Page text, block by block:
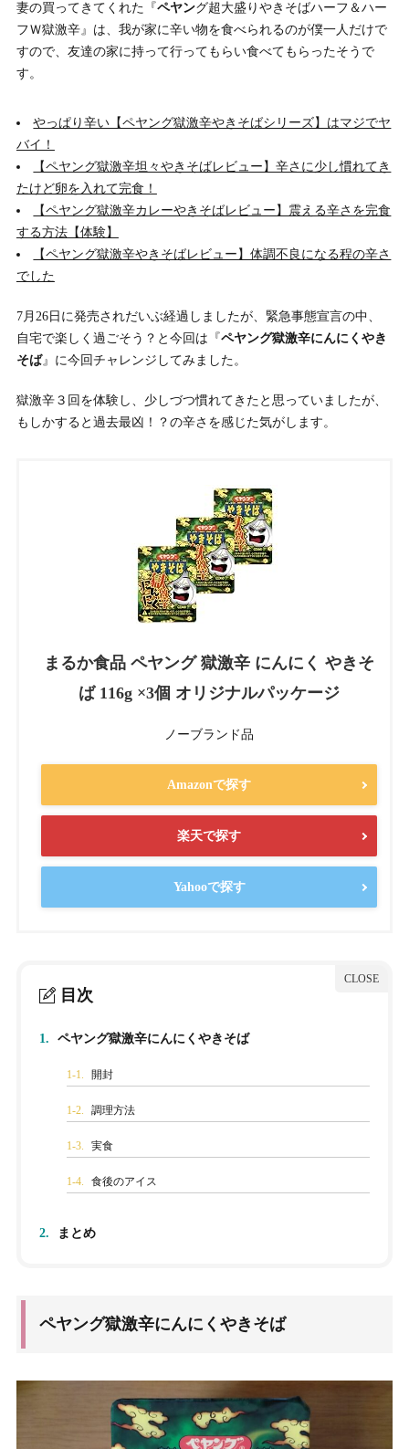
妻の買ってきてくれた『ペヤング超大盛りやきそばハーフ＆ハー
フＷ獄激辛』は、我が家に辛い物を食べられるのが僕一人だけで
すので、友達の家に持って行ってもらい食べてもらったそうで
す。
やっぱり辛い【ペヤング獄激辛やきそばシリーズ】はマジでヤ
バイ！
【ペヤング獄激辛坦々やきそばレビュー】辛さに少し慣れてき
たけど卵を入れて完食！
【ペヤング獄激辛カレーやきそばレビュー】震える辛さを完食
する方法【体験】
【ペヤング獄激辛やきそばレビュー】体調不良になる程の辛さ
でした
7月26日に発売されだいぶ経過しましたが、緊急事態宣言の中、
自宅で楽しく過ごそう？と今回は『ペヤング獄激辛にんにくやき
そば』に今回チャレンジしてみました。
獄激辛３回を体験し、少しづつ慣れてきたと思っていましたが、
もしかすると過去最凶！？の辛さを感じた気がします。
まるか食品 ペヤング 獄激辛 にんにく やきそ
ば 116g ×3個 オリジナルパッケージ
ノーブランド品
Amazonで探す
楽天で探す
Yahooで探す
目次
1. ペヤング獄激辛にんにくやきそば
1-1. 開封
1-2. 調理方法
1-3. 実食
1-4. 食後のアイス
2. まとめ
ペヤング獄激辛にんにくやきそば